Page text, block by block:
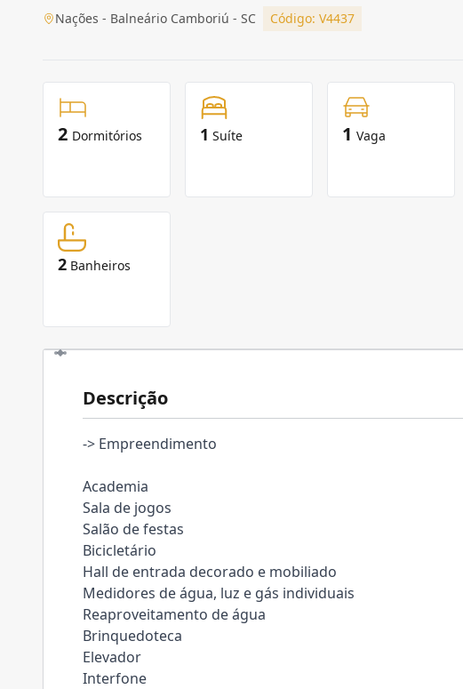
Nações - Balneário Camboriú - SC Código: V4437
2 Dormitórios 1 Suíte 1 Vaga
2 Banheiros
Descrição
-> Empreendimento
Academia
Sala de jogos
Salão de festas
Bicicletário
Hall de entrada decorado e mobiliado
Medidores de água, luz e gás individuais
Reaproveitamento de água
Brinquedoteca
Elevador
Interfone